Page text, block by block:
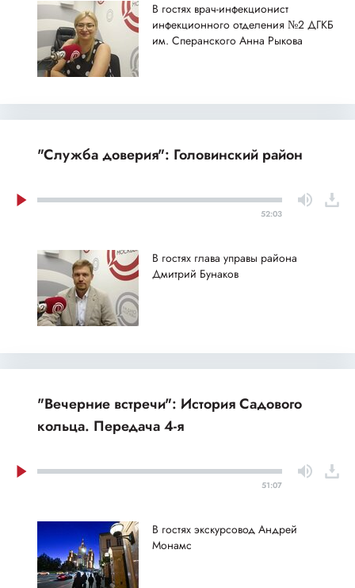
В гостях врач-инфекционист
инфекционного отделения №2 ДГКБ
им. Сперанского Анна Рыкова
"Служба доверия": Головинский район
52:03
В гостях глава управы района
Дмитрий Бунаков
"Вечерние встречи": История Садового
кольца. Передача 4-я
51:07
В гостях экскурсовод Андрей
Монамс